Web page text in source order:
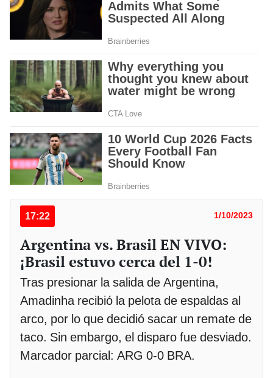
17:22 1/10/2023
Argentina vs. Brasil EN VIVO:
¡Brasil estuvo cerca del 1-0!
Tras presionar la salida de Argentina,
Amadinha recibió la pelota de espaldas al
arco, por lo que decidió sacar un remate de
taco. Sin embargo, el disparo fue desviado.
Marcador parcial: ARG 0-0 BRA.